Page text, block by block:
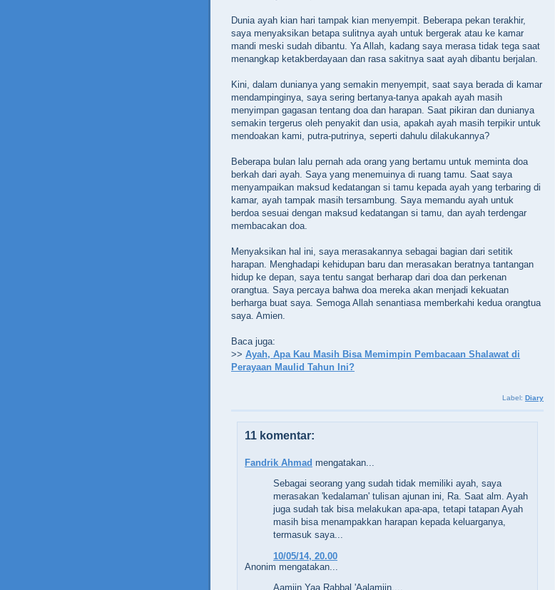
Dunia ayah kian hari tampak kian menyempit. Beberapa pekan terakhir,
saya menyaksikan betapa sulitnya ayah untuk bergerak atau ke kamar
mandi meski sudah dibantu. Ya Allah, kadang saya merasa tidak tega saat
menangkap ketakberdayaan dan rasa sakitnya saat ayah dibantu berjalan.
Kini, dalam dunianya yang semakin menyempit, saat saya berada di kamar
mendampinginya, saya sering bertanya-tanya apakah ayah masih
menyimpan gagasan tentang doa dan harapan. Saat pikiran dan dunianya
semakin tergerus oleh penyakit dan usia, apakah ayah masih terpikir untuk
mendoakan kami, putra-putrinya, seperti dahulu dilakukannya?
Beberapa bulan lalu pernah ada orang yang bertamu untuk meminta doa
berkah dari ayah. Saya yang menemuinya di ruang tamu. Saat saya
menyampaikan maksud kedatangan si tamu kepada ayah yang terbaring di
kamar, ayah tampak masih tersambung. Saya memandu ayah untuk
berdoa sesuai dengan maksud kedatangan si tamu, dan ayah terdengar
membacakan doa.
Menyaksikan hal ini, saya merasakannya sebagai bagian dari setitik
harapan. Menghadapi kehidupan baru dan merasakan beratnya tantangan
hidup ke depan, saya tentu sangat berharap dari doa dan perkenan
orangtua. Saya percaya bahwa doa mereka akan menjadi kekuatan
berharga buat saya. Semoga Allah senantiasa memberkahi kedua orangtua
saya. Amien.
Baca juga:
>> Ayah, Apa Kau Masih Bisa Memimpin Pembacaan Shalawat di
Perayaan Maulid Tahun Ini?
Label: Diary
11 komentar:
Fandrik Ahmad mengatakan...
Sebagai seorang yang sudah tidak memiliki ayah, saya
merasakan 'kedalaman' tulisan ajunan ini, Ra. Saat alm. Ayah
juga sudah tak bisa melakukan apa-apa, tetapi tatapan Ayah
masih bisa menampakkan harapan kepada keluarganya,
termasuk saya...
10/05/14, 20.00
Anonim mengatakan...
Aamiin Yaa Rabbal 'Aalamiin....